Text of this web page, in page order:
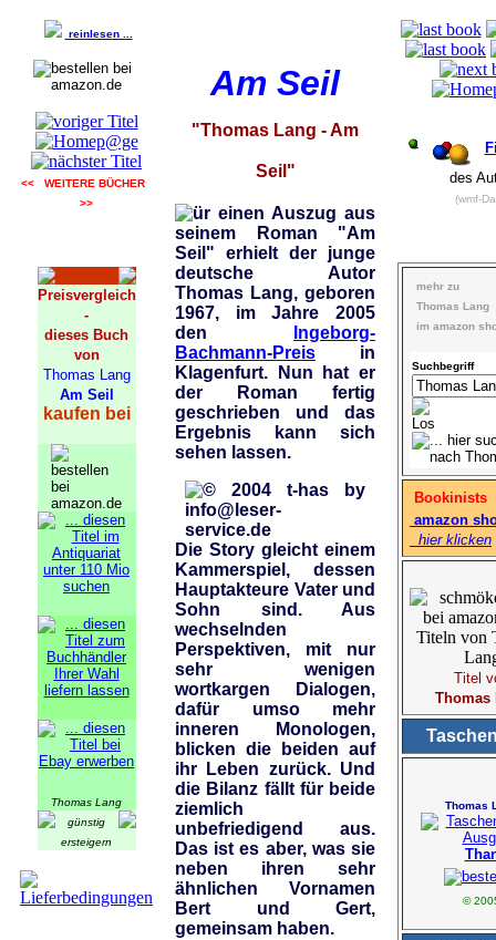
reinlesen ...
<< WEITERE BÜCHER
>>
Preisvergleich
-
dieses Buch
von
Thomas Lang
Am Seil
kaufen bei
Thomas Lang
günstig
ersteigern
Am Seil
"Thomas Lang - Am
Seil"
ür einen Auszug aus
seinem Roman "Am
Seil" erhielt der junge
deutsche Autor
Thomas Lang, geboren
1967, im Jahre 2005
den
Ingeborg-
Bachmann-Preis in
Klagenfurt. Nun hat er
der Roman fertig
geschrieben und das
Ergebnis kann sich
sehen lassen.
Die Story gleicht einem
Kammerspiel, dessen
Hauptakteure Vater und
Sohn sind. Aus
wechselnden
Perspektiven, mit nur
sehr wenigen
wortkargen Dialogen,
dafür umso mehr
inneren Monologen,
blicken die beiden auf
ihr Leben zurück. Und
die Bilanz fällt für beide
ziemlich
unbefriedigend aus.
Das ist es aber, was sie
neben ihren sehr
ähnlichen Vornamen
Bert und Gert,
gemeinsam haben.
des
(wmf-
mehr zu
Thomas Lang
im amazon
Suchbegriff
Bookinists
amazon
hier klicken
Titel
Thomas
Thomas
©